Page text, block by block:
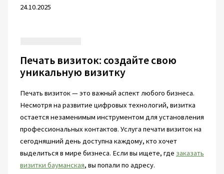
24.10.2025
Печать визиток: создайте свою
уникальную визитку
Печать визиток — это важный аспект любого бизнеса.
Несмотря на развитие цифровых технологий, визитка
остается незаменимым инструментом для установления
профессиональных контактов. Услуга печати визиток на
сегодняшний день доступна каждому, кто хочет
выделиться в мире бизнеса. Если вы ищете, где заказать
визитки бауманская, вы попали по адресу.